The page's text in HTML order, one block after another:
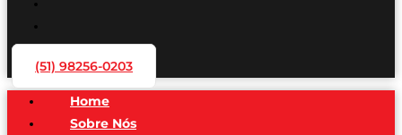
(51) 98256-0203
Home
Sobre Nós